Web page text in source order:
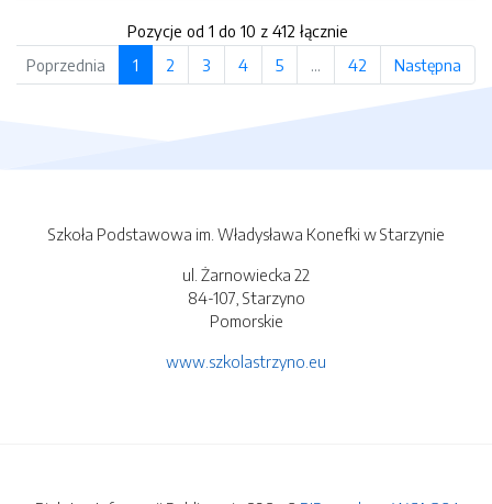
Pozycje od 1 do 10 z 412 łącznie
Poprzednia
1 2 3 4 5 … 42 Następna
Szkoła Podstawowa im. Władysława Konefki w Starzynie
ul. Żarnowiecka 22
84-107, Starzyno
Pomorskie
www.szkolastrzyno.eu